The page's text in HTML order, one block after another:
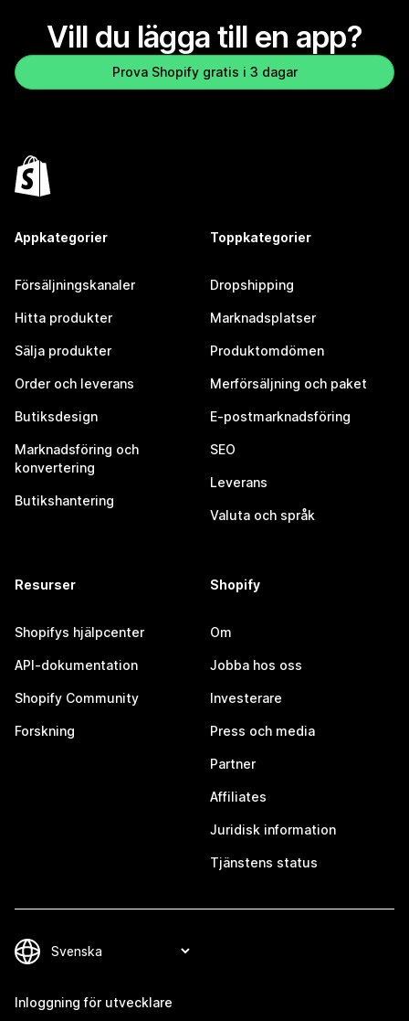
Vill du lägga till en app?
Prova Shopify gratis i 3 dagar
Appkategorier
Försäljningskanaler
Hitta produkter
Sälja produkter
Order och leverans
Butiksdesign
Marknadsföring och
konvertering
Butikshantering
Toppkategorier
Dropshipping
Marknadsplatser
Produktomdömen
Merförsäljning och paket
E-postmarknadsföring
SEO
Leverans
Valuta och språk
Resurser
Shopifys hjälpcenter
API-dokumentation
Shopify Community
Forskning
Shopify
Om
Jobba hos oss
Investerare
Press och media
Partner
Affiliates
Juridisk information
Tjänstens status
Inloggning för utvecklare